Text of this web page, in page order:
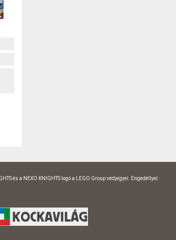
és a NEXO KNIGHTS logó a LEGO Group védjegyei. Engedéllyel